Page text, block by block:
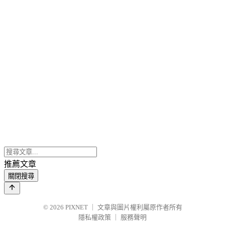
推薦文章
關閉搜尋
© 2026 PIXNET
文章與圖片權利屬原作者所有
隱私權政策
服務聲明